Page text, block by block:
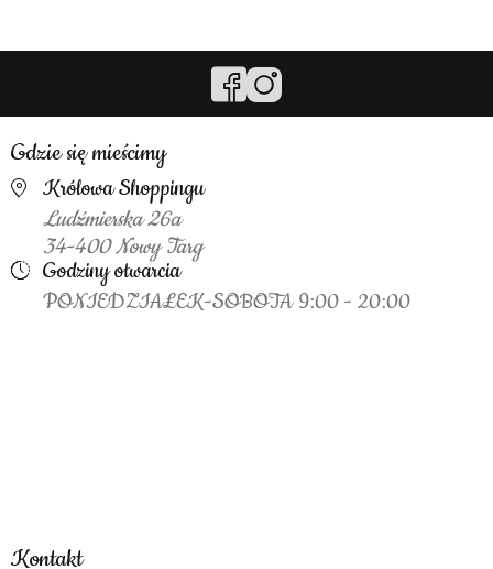
Gdzie się mieścimy
Królowa Shoppingu
Ludźmierska 26a
34-400 Nowy Targ
Godziny otwarcia
PONIEDZIAŁEK-SOBOTA 9:00 - 20:00
Kontakt